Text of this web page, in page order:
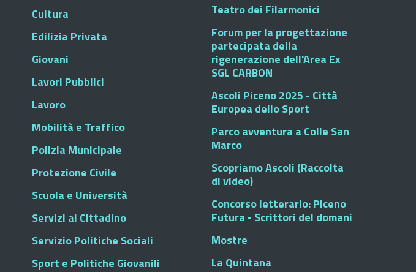
Cultura
Edilizia Privata
Giovani
Lavori Pubblici
Lavoro
Mobilità e Traffico
Polizia Municipale
Protezione Civile
Scuola e Università
Servizi al Cittadino
Servizio Politiche Sociali
Sport e Politiche Giovanili
Teatro dei Filarmonici
Forum per la progettazione
partecipata della
rigenerazione dell'Area Ex
SGL CARBON
Ascoli Piceno 2025 - Città
Europea dello Sport
Parco avventura a Colle San
Marco
Scopriamo Ascoli (Raccolta
di video)
Concorso letterario: Piceno
Futura - Scrittori del domani
Mostre
La Quintana